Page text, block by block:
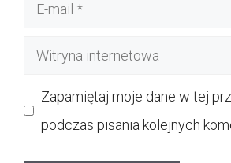
Witryna
Zapamiętaj moje dane w tej
podczas pisania kolejnych